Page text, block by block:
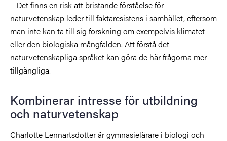
– Det finns en risk att bristande förståelse för
naturvetenskap leder till faktaresistens i samhället, eftersom
man inte kan ta till sig forskning om exempelvis klimatet
eller den biologiska mångfalden. Att förstå det
naturvetenskapliga språket kan göra de här frågorna mer
tillgängliga.
Kombinerar intresse för utbildning
och naturvetenskap
Charlotte Lennartsdotter är gymnasielärare i biologi och